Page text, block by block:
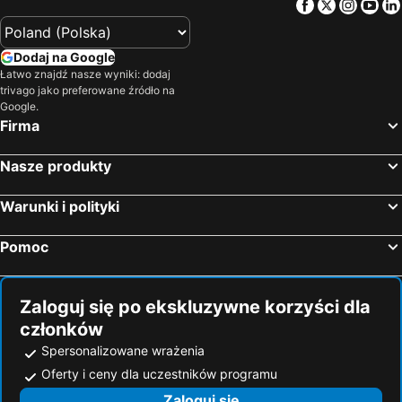
Budva, Hotele
Kotor, Hotele
Bečići, Hotele
Podgorica, Hotele
Facebook
Twitter
Dodaj na Google
Łatwo znajdź nasze wyniki: dodaj
trivago jako preferowane źródło na
Google.
Firma
Nasze produkty
Warunki i polityki
Pomoc
Zaloguj się po ekskluzywne korzyści dla
członków
Spersonalizowane wrażenia
Oferty i ceny dla uczestników programu